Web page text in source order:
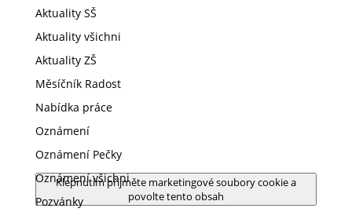
Klepnutím přijměte marketingové soubory cookie a
povolte tento obsah
Aktuality SŠ
Aktuality všichni
Aktuality ZŠ
Měsíčník Radost
Nabídka práce
Oznámení
Oznámení Pečky
Oznámení všichni
Pozvánky